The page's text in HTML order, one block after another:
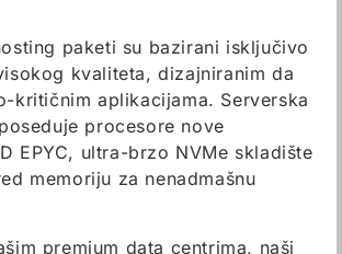
paketi su bazirani isključivo
kvaliteta, dizajniranim da
kritičnim aplikacijama. Serverska
procesore nove
EPYC, ultra-brzo NVMe skladište
memoriju za nenadmašnu
premium data centrima, naši